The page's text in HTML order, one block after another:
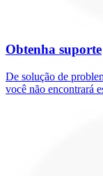
Obtenha suporte
De solução de
você não encontrará